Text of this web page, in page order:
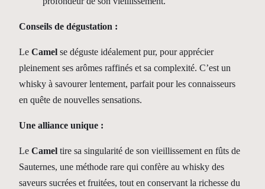
Conseils de dégustation :
Le Camel se déguste idéalement pur, pour apprécier
pleinement ses arômes raffinés et sa complexité. C’est un
whisky à savourer lentement, parfait pour les connaisseurs
en quête de nouvelles sensations.
Une alliance unique :
Le Camel tire sa singularité de son vieillissement en fûts de
Sauternes, une méthode rare qui confère au whisky des
saveurs sucrées et fruitées, tout en conservant la richesse du